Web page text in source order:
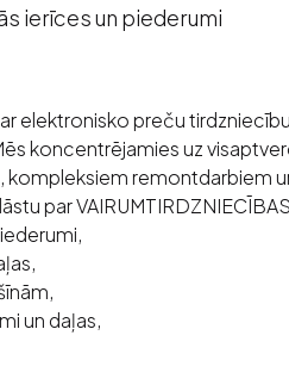
ierīces un piederumi
elektronisko preču
koncentrējamies uz
kompleksiem remontdarbiem
par
un daļas,